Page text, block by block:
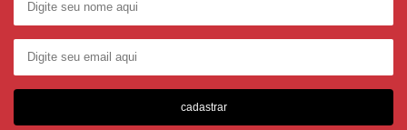
cadastrar